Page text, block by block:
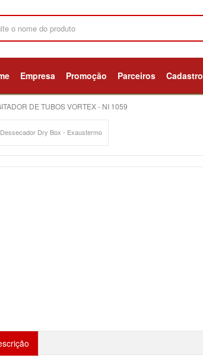
Empresa Promoção Parceiros Cadastro
DE TUBOS VORTEX - NI 1059
Dessecador Dry Box - Exaustermo